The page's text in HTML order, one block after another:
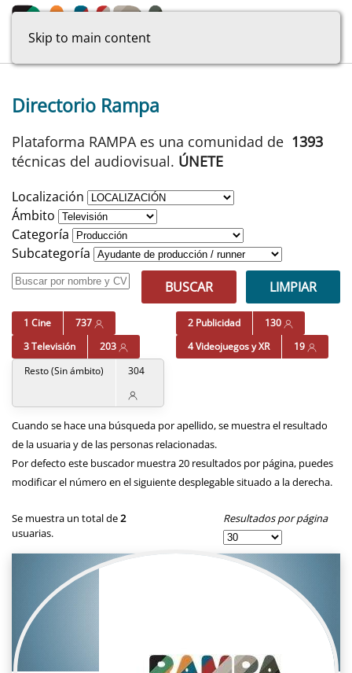
Skip to main content
Directorio Rampa
Plataforma RAMPA es una comunidad de 1393
técnicas del audiovisual. ÚNETE
Localización
Ámbito
Categoría
Subcategoría
BUSCAR
LIMPIAR
1 Cine 737 2 Publicidad
130
3 Televisión
203 4 Videojuegos y XR
19
Resto (Sin ámbito)
304
Cuando se hace una búsqueda por apellido, se muestra el resultado
de la usuaria y de las personas relacionadas.
Por defecto este buscador muestra 20 resultados por página, puedes
modificar el número en el siguiente desplegable situado a la derecha.
Se muestra un total de2
usuarias.
Resultados por página